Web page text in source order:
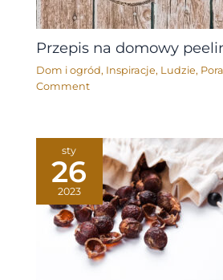
Przepis na domowy
Dom i ogród, Inspiracje, Ludzie,
Comment
sty
26
2023